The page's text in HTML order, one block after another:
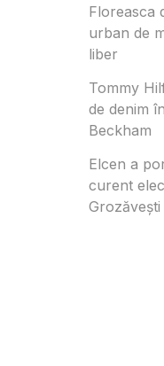
Floreasca
urban de
liber
Tommy
de denim
Beckham
Elcen a
curent
Grozăvești